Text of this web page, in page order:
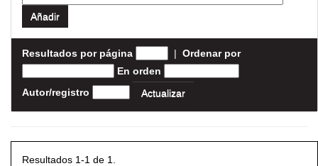
Resultados por página | Ordenar por
En orden
Autor/registro
Resultados 1-1 de 1.